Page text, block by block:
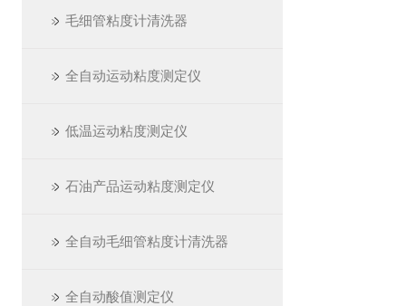
毛细管粘度计清洗器
全自动运动粘度测定仪
低温运动粘度测定仪
石油产品运动粘度测定仪
全自动毛细管粘度计清洗器
全自动酸值测定仪